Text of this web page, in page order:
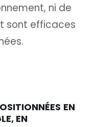
ni de
sont efficaces
EN
EN